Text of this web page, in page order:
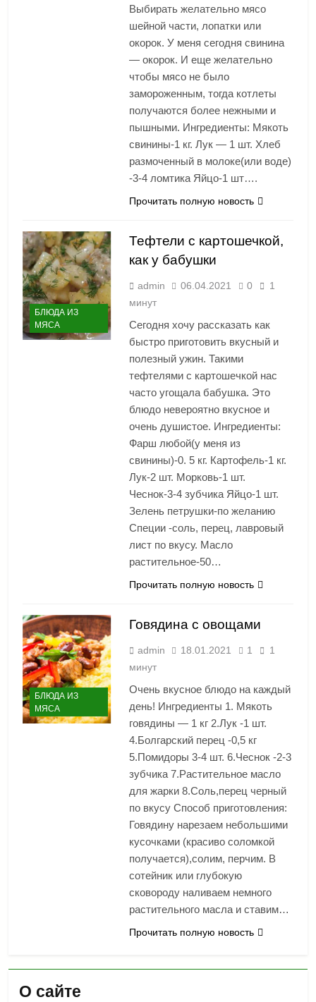
Выбирать желательно мясо
шейной части, лопатки или
окорок. У меня сегодня свинина
— окорок. И еще желательно
чтобы мясо не было
замороженным, тогда котлеты
получаются более нежными и
пышными. Ингредиенты: Мякоть
свинины-1 кг. Лук — 1 шт. Хлеб
размоченный в молоке(или воде)
-3-4 ломтика Яйцо-1 шт….
Прочитать полную новость
БЛЮДА ИЗ
МЯСА
Тефтели с картошечкой,
как у бабушки
admin 06.04.2021 0
1
минут
Сегодня хочу рассказать как
быстро приготовить вкусный и
полезный ужин. Такими
тефтелями с картошечкой нас
часто угощала бабушка. Это
блюдо невероятно вкусное и
очень душистое. Ингредиенты:
Фарш любой(у меня из
свинины)-0. 5 кг. Картофель-1 кг.
Лук-2 шт. Морковь-1 шт.
Чеснок-3-4 зубчика Яйцо-1 шт.
Зелень петрушки-по желанию
Специи -соль, перец, лавровый
лист по вкусу. Масло
растительное-50…
Прочитать полную новость
БЛЮДА ИЗ
МЯСА
Говядина с овощами
admin 18.01.2021 1
1
минут
Очень вкусное блюдо на каждый
день! Ингредиенты 1. Мякоть
говядины — 1 кг 2.Лук -1 шт.
4.Болгарский перец -0,5 кг
5.Помидоры 3-4 шт. 6.Чеснок -2-3
зубчика 7.Растительное масло
для жарки 8.Соль,перец черный
по вкусу Способ приготовления:
Говядину нарезаем небольшими
кусочками (красиво соломкой
получается),солим, перчим. В
сотейник или глубокую
сковороду наливаем немного
растительного масла и ставим…
Прочитать полную новость
О сайте